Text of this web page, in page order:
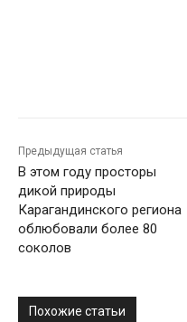
Предыдущая статья
В этом году просторы
дикой природы
Карагандинского региона
облюбовали более 80
соколов
Похожие статьи